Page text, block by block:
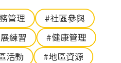
管理
#社區參與
練習
#健康管理
活動
#地區資源